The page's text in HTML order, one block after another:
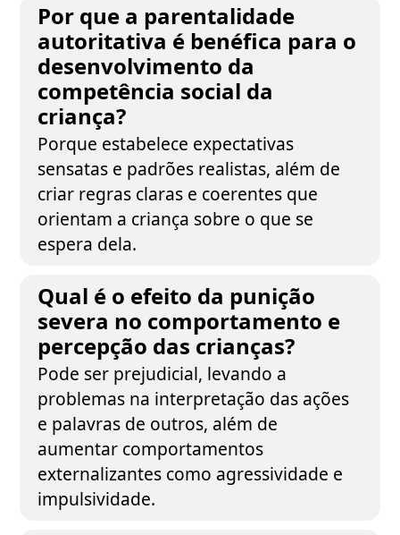
Por que a parentalidade
autoritativa é benéfica para o
desenvolvimento da
competência social da
criança?
Porque estabelece expectativas
sensatas e padrões realistas, além de
criar regras claras e coerentes que
orientam a criança sobre o que se
espera dela.
Qual é o efeito da punição
severa no comportamento e
percepção das crianças?
Pode ser prejudicial, levando a
problemas na interpretação das ações
e palavras de outros, além de
aumentar comportamentos
externalizantes como agressividade e
impulsividade.